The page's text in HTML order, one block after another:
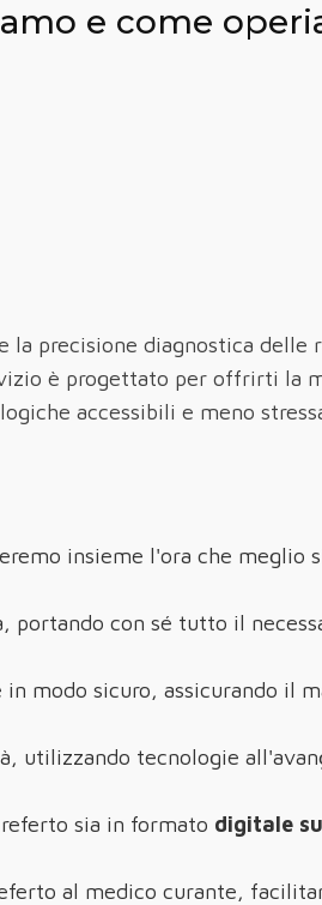
e come
la precisione diagnostica delle
è progettato per offrirti la
accessibili e meno
insieme l'ora che meglio
portando con sé tutto il
modo sicuro, assicurando il
utilizzando tecnologie
sia in formato digitale
al medico curante,